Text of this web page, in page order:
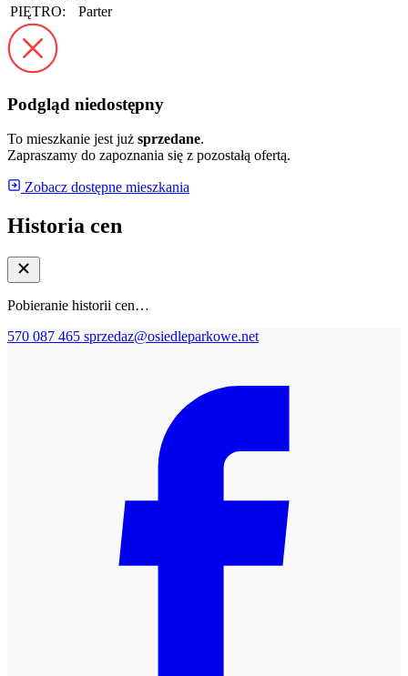
PIĘTRO:
Parter
Podgląd niedostępny
To mieszkanie jest już sprzedane.
Zapraszamy do zapoznania się z pozostałą ofertą.
Zobacz dostępne mieszkania
Historia cen
Pobieranie historii cen…
570 087 465 sprzedaz@osiedleparkowe.net